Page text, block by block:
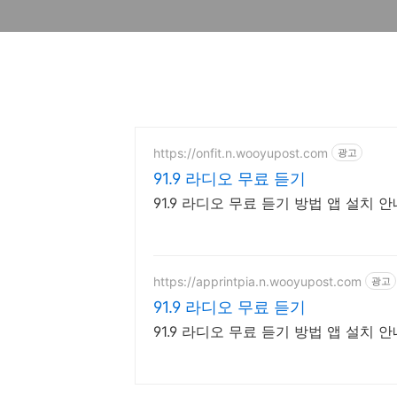
https://onfit.n.wooyupost.com 광고
91.9 라디오 무료 듣기
91.9 라디오 무료 듣기 방법 앱 설치 안
https://apprintpia.n.wooyupost.com 광고
91.9 라디오 무료 듣기
91.9 라디오 무료 듣기 방법 앱 설치 안